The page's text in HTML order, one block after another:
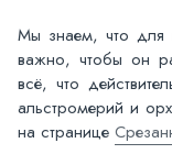
Мы знаем, что для
важно, чтобы он
всё, что
альстромерий и
на странице